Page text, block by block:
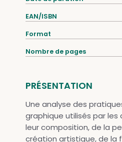
EAN/ISBN
Format
Nombre de pages
PRÉSENTATION
Une analyse des
graphique utilisés par
leur composition, de la
création artistique, de la